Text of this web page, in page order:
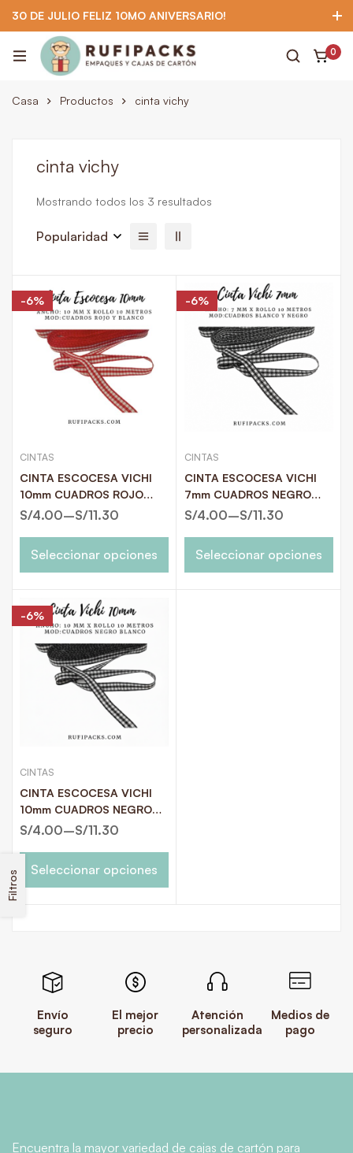
30 DE JULIO FELIZ 10MO ANIVERSARIO!
922 295 403
0
Casa Productos cinta vichy
Filtros
cinta vichy
Mostrando todos los 3 resultados
Popularidad
-6%
CINTAS
CINTA ESCOCESA VICHI
10mm CUADROS ROJO
CON BLANCO X 10
S/4.00–S/11.30
Seleccionar opciones
-6%
CINTAS
CINTA ESCOCESA VICHI
7mm CUADROS NEGRO
CON BLANCO X 10
S/4.00–S/11.30
Seleccionar opciones
-6%
CINTAS
CINTA ESCOCESA VICHI
10mm CUADROS NEGRO
CON BLANCO X 10
S/4.00–S/11.30
Seleccionar opciones
Envío
seguro
El mejor
precio
Atención
personalizada
Medios de
pago
Encuentra la mayor variedad de cajas de cartón para